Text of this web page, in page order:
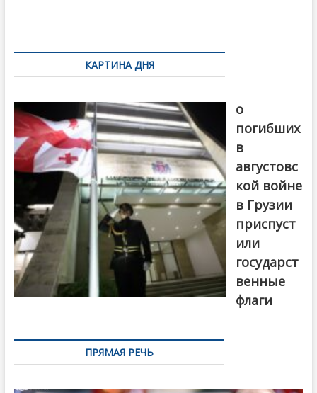
по
записямКАРТИНА ДНЯ
о
погибших
в
августовс
кой войне
в Грузии
приспуст
или
государст
венные
флаги
ПРЯМАЯ РЕЧЬ